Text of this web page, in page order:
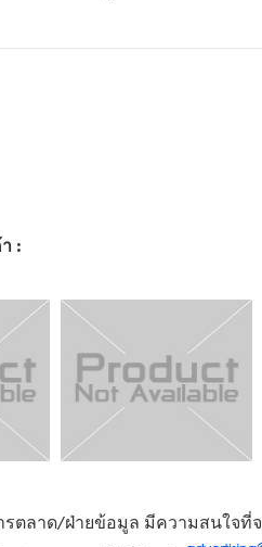
:
รตลาด/ฝ่ายข้อมูล มีความสนใ